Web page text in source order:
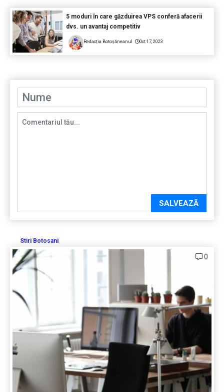
5 moduri în care găzduirea VPS conferă afacerii
dvs. un avantaj competitiv
Redacția Botoșăneanul Oct 17, 2023
SALVEAZĂ
Stiri Botosani
0